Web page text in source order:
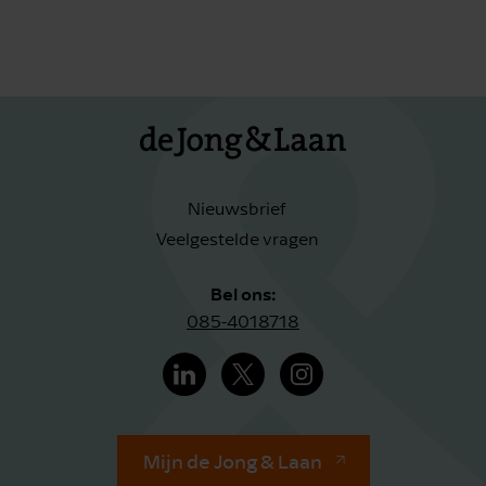
Nieuwsbrief
Veelgestelde vragen
Bel ons:
085-4018718
Mijn de Jong & Laan